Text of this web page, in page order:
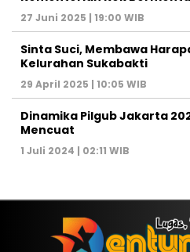
27 Juni 2025 | 19:00 WIB
Sinta Suci, Membawa
Kelurahan Sukabakti
29 April 2025 | 10:05 WIB
Dinamika Pilgub Jakarta
Mencuat
1 Juli 2024 | 02:11 WIB